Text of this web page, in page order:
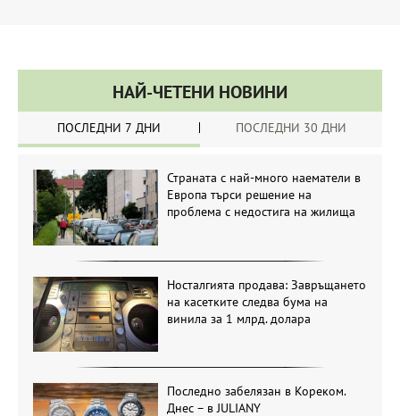
НАЙ-ЧЕТЕНИ НОВИНИ
ПОСЛЕДНИ 7 ДНИ ПОСЛЕДНИ 30 ДНИ
Страната с най-много наематели в
Европа търси решение на
проблема с недостига на жилища
Носталгията продава: Завръщането
на касетките следва бума на
винила за 1 млрд. долара
Последно забелязан в Кореком.
Днес – в JULIANY